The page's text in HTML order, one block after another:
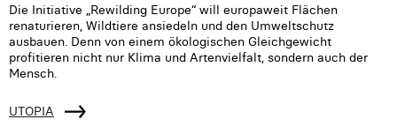
Die Initiative „Rewilding Europe“ will europaweit Flächen
renaturieren, Wildtiere ansiedeln und den Umweltschutz
ausbauen. Denn von einem ökologischen Gleichgewicht
profitieren nicht nur Klima und Artenvielfalt, sondern auch der
Mensch.
UTOPIA